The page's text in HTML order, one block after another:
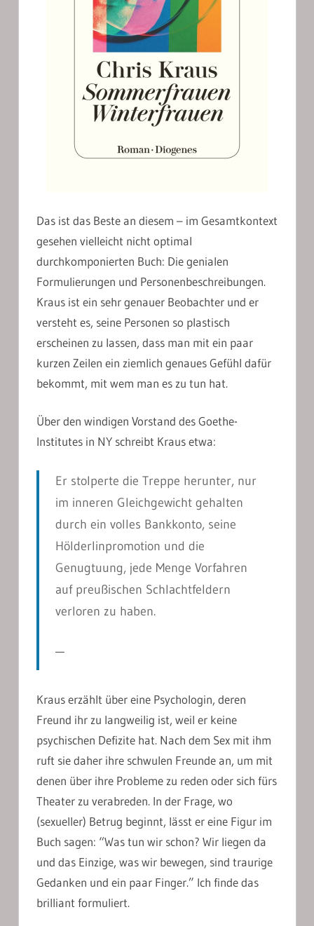
Das ist das Beste an diesem – im Gesamtkontext
gesehen vielleicht nicht optimal
durchkomponierten Buch: Die genialen
Formulierungen und Personenbeschreibungen.
Kraus ist ein sehr genauer Beobachter und er
versteht es, seine Personen so plastisch
erscheinen zu lassen, dass man mit ein paar
kurzen Zeilen ein ziemlich genaues Gefühl dafür
bekommt, mit wem man es zu tun hat.
Über den windigen Vorstand des Goethe-
Institutes in NY schreibt Kraus etwa:
Er stolperte die Treppe herunter, nur
im inneren Gleichgewicht gehalten
durch ein volles Bankkonto, seine
Hölderlinpromotion und die
Genugtuung, jede Menge Vorfahren
auf preußischen Schlachtfeldern
verloren zu haben.
Kraus erzählt über eine Psychologin, deren
Freund ihr zu langweilig ist, weil er keine
psychischen Defizite hat. Nach dem Sex mit ihm
ruft sie daher ihre schwulen Freunde an, um mit
denen über ihre Probleme zu reden oder sich fürs
Theater zu verabreden. In der Frage, wo
(sexueller) Betrug beginnt, lässt er eine Figur im
Buch sagen: “Was tun wir schon? Wir liegen da
und das Einzige, was wir bewegen, sind traurige
Gedanken und ein paar Finger.” Ich finde das
brilliant formuliert.